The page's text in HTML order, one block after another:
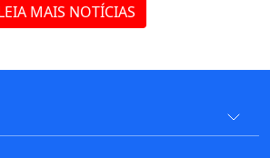
MAIS NOTÍCIAS